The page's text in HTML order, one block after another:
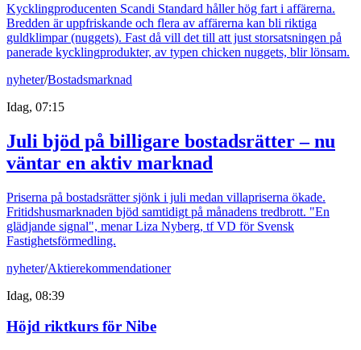
Kycklingproducenten Scandi Standard håller hög fart i affärerna.
Bredden är uppfriskande och flera av affärerna kan bli riktiga
guldklimpar (nuggets). Fast då vill det till att just storsatsningen på
panerade kycklingprodukter, av typen chicken nuggets, blir lönsam.
nyheter/Bostadsmarknad
Idag, 07:15
Juli bjöd på billigare bostadsrätter – nu
väntar en aktiv marknad
Priserna på bostadsrätter sjönk i juli medan villapriserna ökade.
Fritidshusmarknaden bjöd samtidigt på månadens tredbrott. "En
glädjande signal", menar Liza Nyberg, tf VD för Svensk
Fastighetsförmedling.
nyheter/Aktierekommendationer
Idag, 08:39
Höjd riktkurs för Nibe